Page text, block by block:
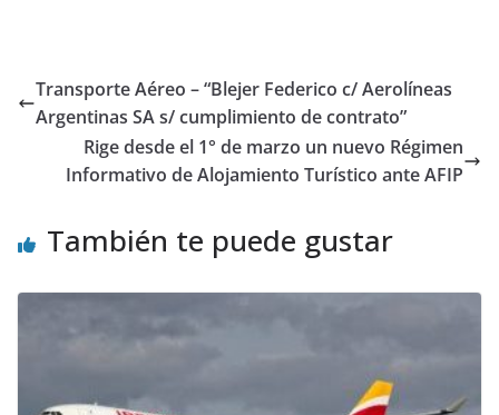
Transporte Aéreo – “Blejer Federico c/ Aerolíneas
Argentinas SA s/ cumplimiento de contrato”
Rige desde el 1° de marzo un nuevo Régimen
Informativo de Alojamiento Turístico ante AFIP
También te puede gustar